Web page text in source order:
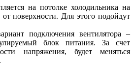
на потолке холодильника на
поверхности. Для этого подойдут
подключения вентилятора –
блок питания. За счет
напряжения, будет меняться